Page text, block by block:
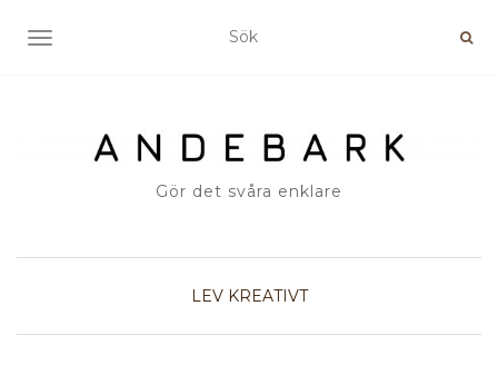
SLÅ PÅ/AV NAVIGERING
Gör det svåra enklare
LEV KREATIVT